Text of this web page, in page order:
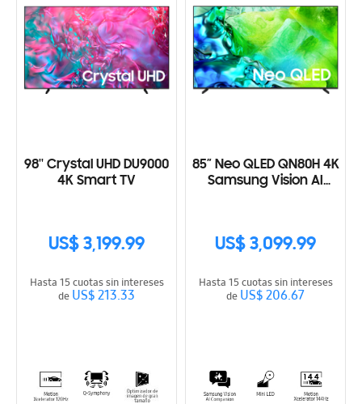
98'' Crystal UHD DU9000
4K Smart TV
US$ 3,199.99
Hasta 15 cuotas sin intereses
deUS$ 213.33
85” Neo QLED QN80H 4K
Samsung Vision AI
US$ 3,099.99
Hasta 15 cuotas sin intereses
deUS$ 206.67